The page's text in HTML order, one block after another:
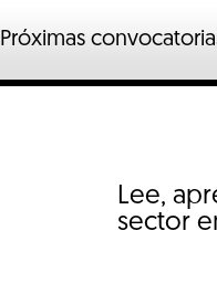
Próximas
Lee,
sector